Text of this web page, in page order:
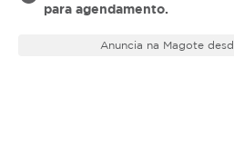
para agendamento.
Anuncia na Magote